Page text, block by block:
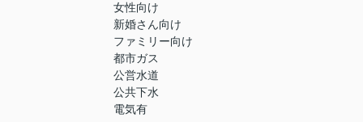
女性向け
新婚さん向け
ファミリー向け
都市ガス
公営水道
公共下水
電気有